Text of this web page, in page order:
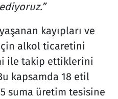
kayıpları ve
için alkol ticaretini
ile takip ettiklerini
kapsamda 18 etil
suma üretim tesisine